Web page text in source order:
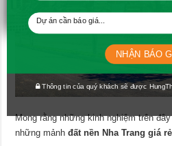
Mong rằng những kinh nghiệm trên
những mảnhđất nền Nha Trang giá rẻ
Thông tin của quý khách sẽ được
NHẬN BÁO